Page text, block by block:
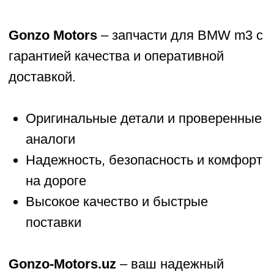
гарантией качества и оперативной
доставкой.
Оригинальные детали и проверенные
Надежность, безопасность и комфорт
на дороге
Высокое качество и быстрые
поставки
Gonzo-Motors.uz– ваш надежный
поставщик запчастей дляBMW M3
ZEEKR
BMW BYD